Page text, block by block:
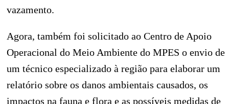
vazamento.
Agora, também foi solicitado ao Centro de Apoio
Operacional do Meio Ambiente do MPES o envio de
um técnico especializado à região para elaborar um
relatório sobre os danos ambientais causados, os
impactos na fauna e flora e as possíveis medidas de